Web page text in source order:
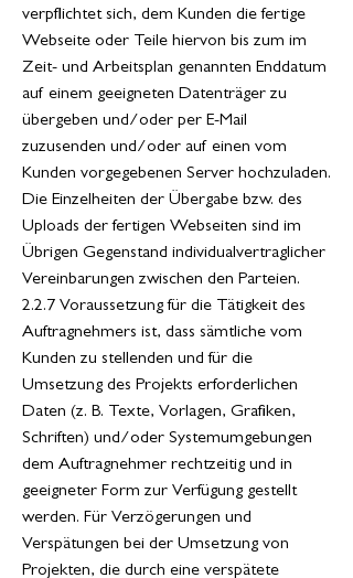
verpflichtet sich, dem Kunden die fertige
Webseite oder Teile hiervon bis zum im
Zeit- und Arbeitsplan genannten Enddatum
auf einem geeigneten Datenträger zu
übergeben und/oder per E-Mail
zuzusenden und/oder auf einen vom
Kunden vorgegebenen Server hochzuladen.
Die Einzelheiten der Übergabe bzw. des
Uploads der fertigen Webseiten sind im
Übrigen Gegenstand individualvertraglicher
Vereinbarungen zwischen den Parteien.
2.2.7 Voraussetzung für die Tätigkeit des
Auftragnehmers ist, dass sämtliche vom
Kunden zu stellenden und für die
Umsetzung des Projekts erforderlichen
Daten (z. B. Texte, Vorlagen, Grafiken,
Schriften) und/oder Systemumgebungen
dem Auftragnehmer rechtzeitig und in
geeigneter Form zur Verfügung gestellt
werden. Für Verzögerungen und
Verspätungen bei der Umsetzung von
Projekten, die durch eine verspätete